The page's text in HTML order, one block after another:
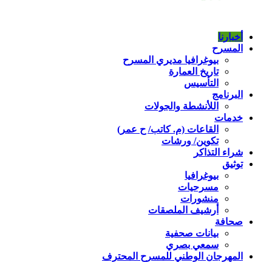
أخبارنا
المسرح
بيوغرافيا مديري المسرح
تاريخ العمارة
التأسيس
البرنامج
اللأنشطة والجولات
خدمات
القاعات (م. كاتب/ ح عمر)
تكوين/ ورشات
شراء التذاكر
توثيق
بيوغرافيا
مسرحيات
منشورات
أرشيف الملصقات
صحافة
بيانات صحفية
سمعي بصري
المهرجان الوطني للمسرح المحترف